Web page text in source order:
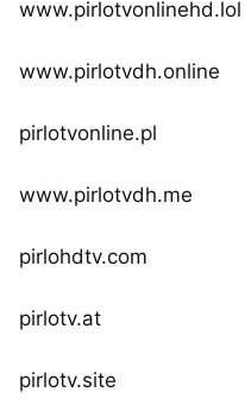
www.pirlotvonlinehd.lol
www.pirlotvdh.online
pirlotvonline.pl
www.pirlotvdh.me
pirlohdtv.com
pirlotv.at
pirlotv.site